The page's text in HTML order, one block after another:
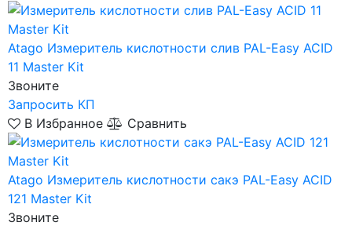
Atago Измеритель кислотности слив PAL-Easy ACID
11 Master Kit
Звоните
Запросить КП
В Избранное
Сравнить
Atago Измеритель кислотности сакэ PAL-Easy ACID
121 Master Kit
Звоните